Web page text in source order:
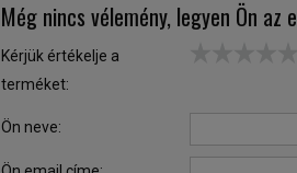
Még nincs vélemény, legyen Ön az
Kérjük értékelje a
terméket:
Ön neve: